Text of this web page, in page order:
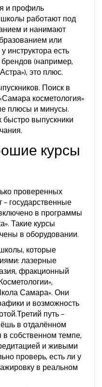
и профиль
работают под
и нанимают
или
инструктора есть
(например,
это плюс.
Поиск в
косметология»
плюсы и минусы.
выпускники
курсы
проверенных
государственные
в программы
Такие курсы
в оборудовании.
которые
лазерные
фракционный
Самара». Они
и возможность
путь –
в отдалённом
собственном темпе,
и живыми
проверь, есть ли у
в реальном